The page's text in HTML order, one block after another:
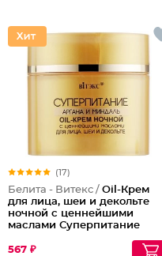
(17)
Белита - Витекс / Oil-Крем
для лица, шеи и декольте
ночной с ценнейшими
маслами Суперпитание
567 ₽